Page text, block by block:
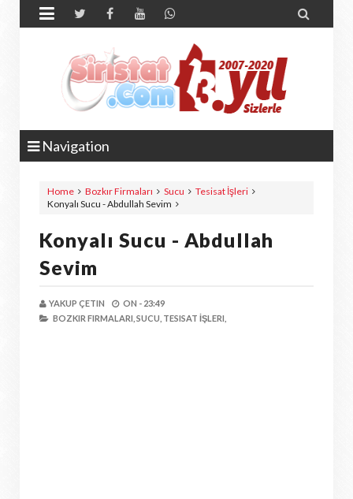
 
Navigation
Home Bozkır Firmaları Sucu
Tesisat İşleri
Konyalı Sucu - Abdullah Sevim
Konyalı Sucu - Abdullah
Sevim
YAKUP ÇETIN ON - 23:49
BOZKIR FIRMALARI, SUCU, TESISAT İŞLERI,